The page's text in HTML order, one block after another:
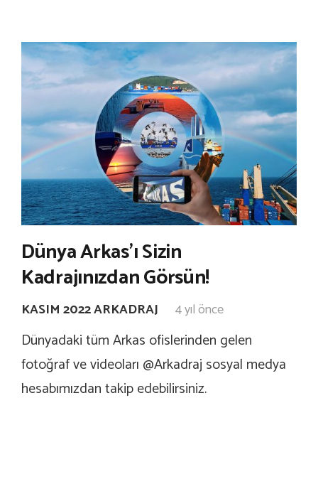
Dünya Arkas’ı Sizin
Kadrajınızdan Görsün!
KASIM 2022 ARKADRAJ 4 yıl önce
Dünyadaki tüm Arkas ofislerinden gelen
fotoğraf ve videoları @Arkadraj sosyal medya
hesabımızdan takip edebilirsiniz.